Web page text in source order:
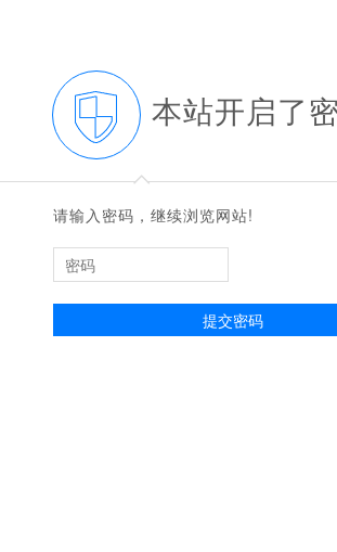
本站开启了
◆
◆
请输入密码，继续浏览网站!
提交密码